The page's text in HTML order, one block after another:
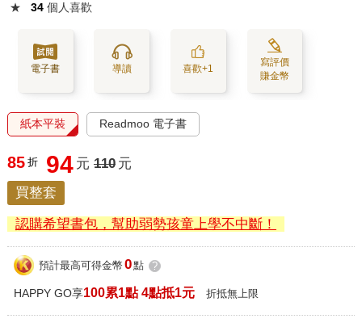
★
34 個人喜歡
電子書 導讀 喜歡+1
寫評價
賺金幣
紙本平裝 Readmoo 電子書
85 折 94 元 110 元
買整套
認購希望書包，幫助弱勢孩童上學不中斷！
預計最高可得金幣 0點 ?
HAPPY GO享100累1點 4點抵1元 折抵無上限